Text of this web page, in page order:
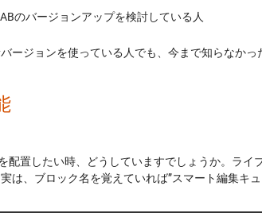
のバージョンアップを検討している人
ージョンを使っている人でも、今まで知らなかっ
配置したい時、どうしていますでしょうか。ライ
は、ブロック名を覚えていれば”スマート編集キ